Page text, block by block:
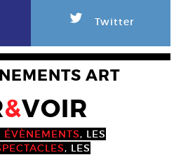
L Twitter
ART
&VOIR
ÉVÈNEMENTS, LES
, LES